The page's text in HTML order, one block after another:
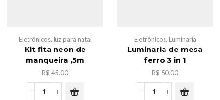
Eletrônicos, luz para natal
Kit fita neon de
manqueira ,5m
R$ 45,00
Kit
Eletrônicos, Luminaria
Luminaria de mesa
ferro 3 in 1
R$ 50,00
Luminaria